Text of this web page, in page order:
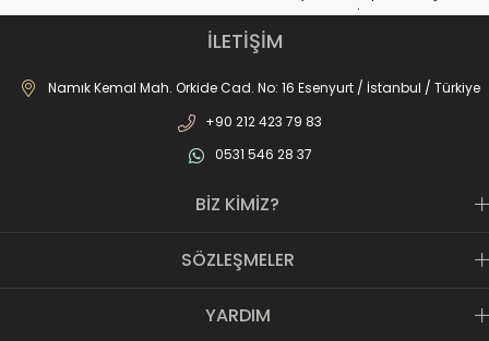
mağazamız, Türkiye genelinde yaklaşık 300 bayimiz, İstanbul’da 10
perakande mağazamız, Türkiye’ye hizmet eden e-ticaret sanal
mağazamız ile AS SPOR ailesi günden güne büyüyerek sektöre,
JOMA markası ile de Türkiye'de ülkemize hizmet etmektedir.
İLETİŞİM
Namık Kemal Mah. Orkide Cad. No: 16 Esenyurt / İstanbul / Türkiye
+90 212 423 79 83
0531 546 28 37
BİZ KİMİZ?
SÖZLEŞMELER
YARDIM